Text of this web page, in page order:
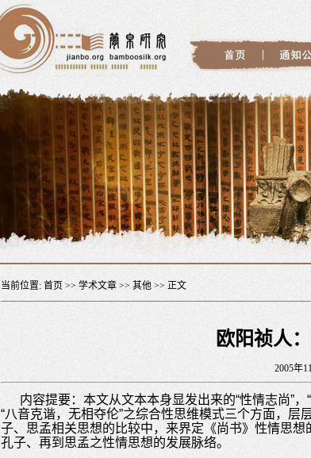
当前位置: 首页 >> 学术文章>> 其他>> 正文
欧阳祯人
2005年
内容提要：本文从文本本身显发出来的“性情志尚”
“八音克谐，无相夺伦”之综合性思维模式三个方面，
子、思孟相关思想的比较中，来界定《尚书》性情思
孔子、再到思孟之性情思想的发展脉络。